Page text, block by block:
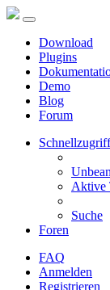
Download
Plugins
Demo
Blog
Forum
Schnellzugriff
Aktive
Suche
Foren
FAQ
Anmelden
Registrieren